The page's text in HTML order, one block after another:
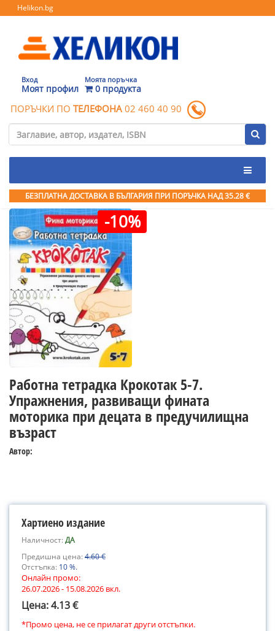
Helikon.bg
Вход
Моят профил
Моята поръчка
0 продукта
ПОРЪЧКИ ПО ТЕЛЕФОНА 02 460 40 90
БЕЗПЛАТНА ДОСТАВКА В БЪЛГАРИЯ ПРИ ПОРЪЧКА НАД 35.28 €
-10%
Работна тетрадка Крокотак 5-7.
Упражнения, развиващи фината
моторика при децата в предучилищна
възраст
Автор:
Хартиено издание
Наличност:ДА
Предишна цена:4.60 €
Отстъпка: 10 %.
Онлайн промо:
26.07.2026 - 15.08.2026 вкл.
Цена: 4.13 €
*Промо цена, не се прилагат други отстъпки.